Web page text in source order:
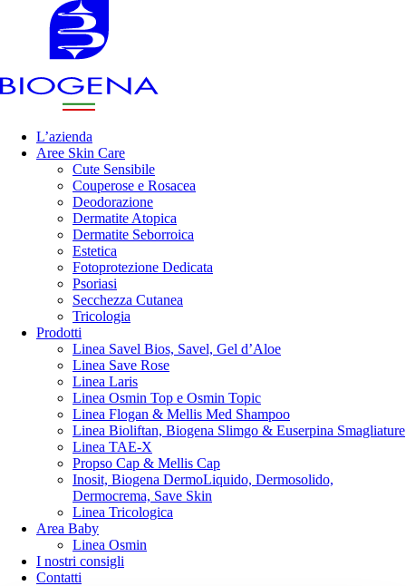
L’azienda
Aree Skin Care
Cute Sensibile
Couperose e Rosacea
Deodorazione
Dermatite Atopica
Dermatite Seborroica
Estetica
Fotoprotezione Dedicata
Psoriasi
Secchezza Cutanea
Tricologia
Prodotti
Linea Savel Bios, Savel, Gel d’Aloe
Linea Save Rose
Linea Laris
Linea Osmin Top e Osmin Topic
Linea Flogan & Mellis Med Shampoo
Linea Bioliftan, Biogena Slimgo & Euserpina Smagliature
Linea TAE-X
Propso Cap & Mellis Cap
Inosit, Biogena DermoLiquido, Dermosolido,
Dermocrema, Save Skin
Linea Tricologica
Area Baby
Linea Osmin
I nostri consigli
Contatti